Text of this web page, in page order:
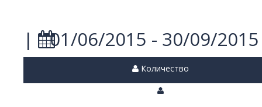
| 01/06/2015 - 30/09/2015
Количество